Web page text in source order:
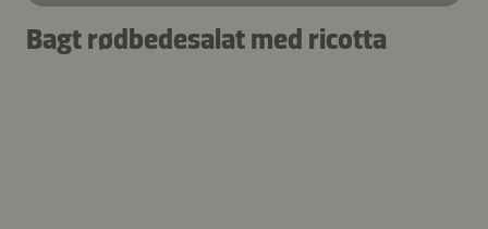
Bagt rødbedesalat med ricotta